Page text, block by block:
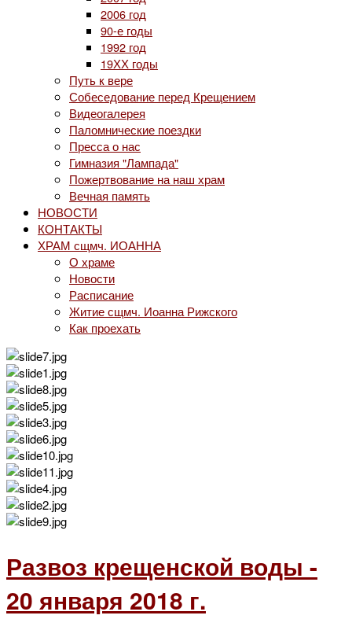
2006 год
90-е годы
1992 год
19ХХ годы
Путь к вере
Собеседование перед Крещением
Видеогалерея
Паломнические поездки
Пресса о нас
Гимназия "Лампада"
Пожертвование на наш храм
Вечная память
НОВОСТИ
КОНТАКТЫ
ХРАМ сщмч. ИОАННА
О храме
Новости
Расписание
Житие сщмч. Иоанна Рижского
Как проехать
Развоз крещенской воды -
20 января 2018 г.